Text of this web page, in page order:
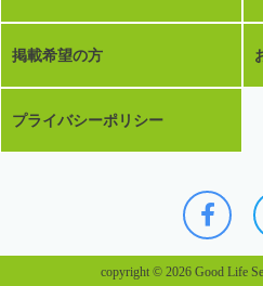
掲載希望の方
プライバシーポリシー
copyright © 2026 Good Life